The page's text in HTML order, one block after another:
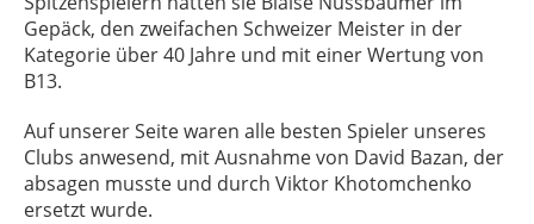
Gepäck, den zweifachen Schweizer Meister in der
Kategorie über 40 Jahre und mit einer Wertung von
B13.
Auf unserer Seite waren alle besten Spieler unseres
Clubs anwesend, mit Ausnahme von David Bazan, der
absagen musste und durch Viktor Khotomchenko
ersetzt wurde.